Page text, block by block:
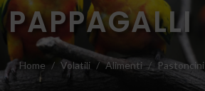
PAPPAGALLI
Home Volatili Alimenti Pastoncini